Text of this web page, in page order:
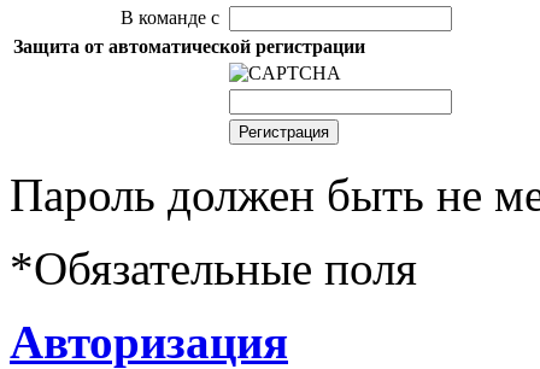
В команде с
Защита от автоматической регистрации
Пароль должен быть не
*Обязательные поля
Авторизация